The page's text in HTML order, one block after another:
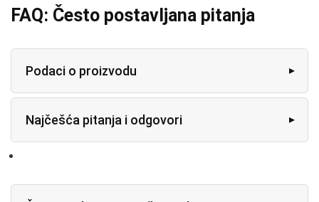
FAQ: Često postavljana pitanja
Podaci o proizvodu
Najčešća pitanja i odgovori